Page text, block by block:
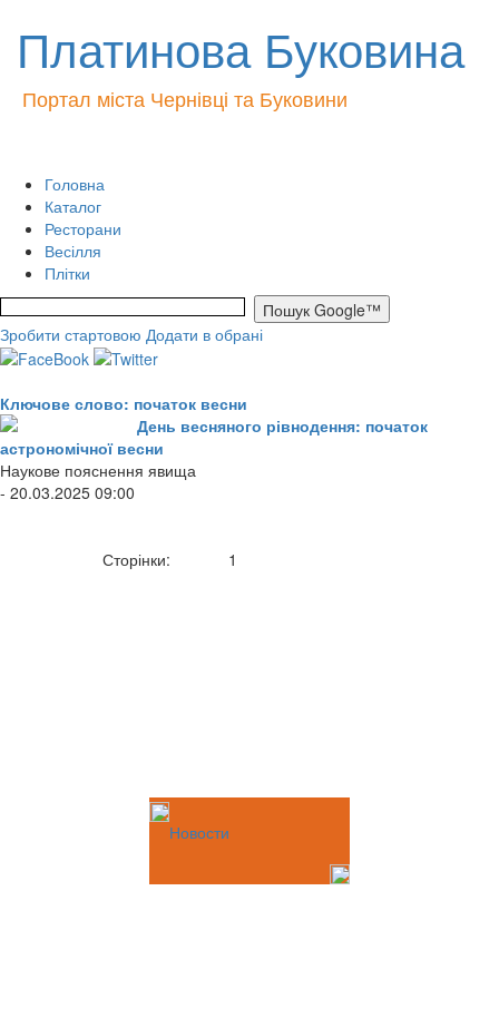
Платинова Буковина
Портал міста Чернівці та Буковини
Головна
Каталог
Ресторани
Весілля
Плітки
Зробити стартовою Додати в обрані
Ключове слово: початок весни
День весняного рівнодення: початок
астрономічної весни
Наукове пояснення явища
- 20.03.2025 09:00
Сторінки: 1
Новости